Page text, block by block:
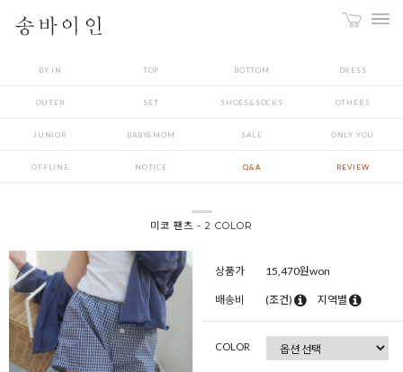
BY IN TOP BOTTOM DRESS
OUTER SET SHOES&SOCKS OTHERS
JUNIOR BABY&MOM SALE ONLY YOU
OFFLINE NOTICE Q&A REVIEW
미코 팬츠 - 2 COLOR
상품가 15,470원won
배송비 (조건) 지역별
COLOR